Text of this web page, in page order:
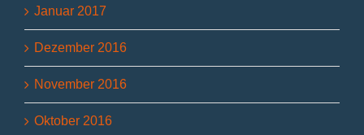
Januar 2017
Dezember 2016
November 2016
Oktober 2016